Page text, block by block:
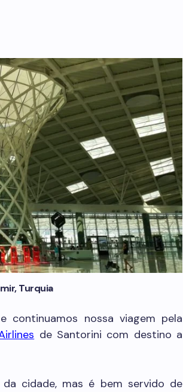
Turquia
e continuamos nossa viagem pela
de Santorini com destino a
cidade, mas é bem servido de